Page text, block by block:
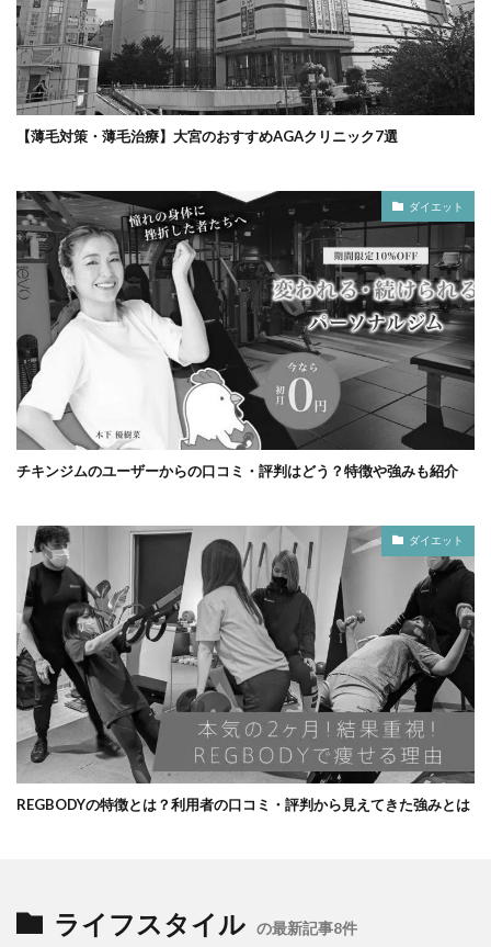
【薄毛対策・薄毛治療】大宮のおすすめAGAクリニック7選
ダイエット
チキンジムのユーザーからの口コミ・評判はどう？特徴や強みも紹介
ダイエット
REGBODYの特徴とは？利用者の口コミ・評判から見えてきた強みとは
ライフスタイル の最新記事8件